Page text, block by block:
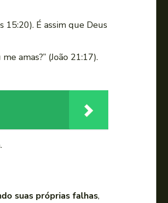
15:20). É assim que Deus
amas?” (João 21:17).
.
suas próprias falhas,